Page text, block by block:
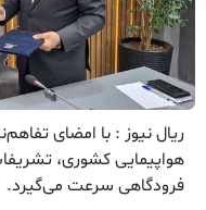
ریال نیوز : با امضای
هواپیمایی کشوری،
فرودگاهی سرعت می‌گیرد.